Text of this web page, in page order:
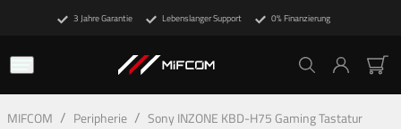
3 Jahre Garantie Lebenslanger Support 0% Finanzierung
Beschreibung Technische Details Finanzierung
MIFCOM / Peripherie / Sony INZONE KBD-H75 Gaming Tastatur